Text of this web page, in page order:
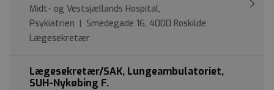
Midt- og Vestsjællands Hospital,
Psykiatrien | Smedegade 16, 4000 Roskilde
Lægesekretær
Lægesekretær/SAK, Lungeambulatoriet,
SUH-Nykøbing F.